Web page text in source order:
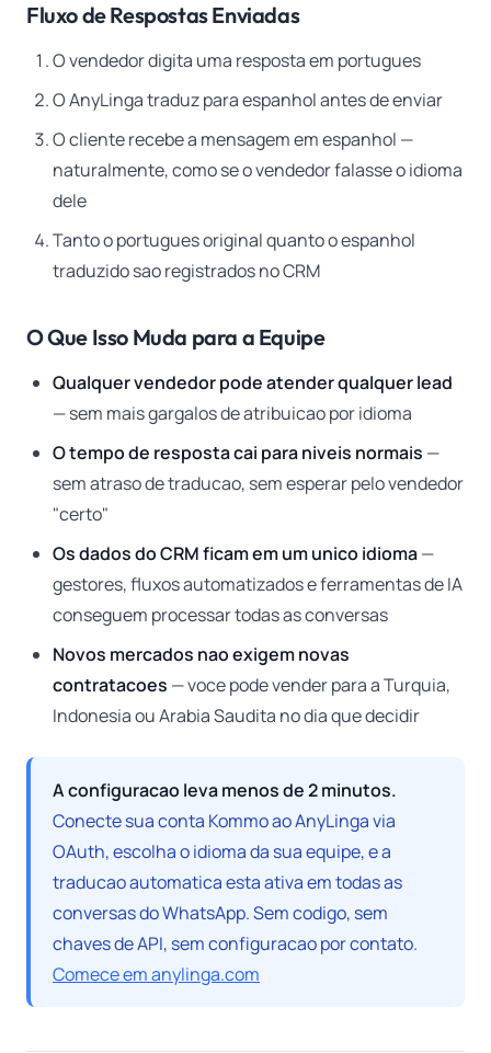
Fluxo de Respostas Enviadas
O vendedor digita uma resposta em portugues
O AnyLinga traduz para espanhol antes de enviar
O cliente recebe a mensagem em espanhol —
naturalmente, como se o vendedor falasse o idioma
dele
Tanto o portugues original quanto o espanhol
traduzido sao registrados no CRM
O Que Isso Muda para a Equipe
Qualquer vendedor pode atender qualquer lead
— sem mais gargalos de atribuicao por idioma
O tempo de resposta cai para niveis normais —
sem atraso de traducao, sem esperar pelo vendedor
"certo"
Os dados do CRM ficam em um unico idioma—
gestores, fluxos automatizados e ferramentas de IA
conseguem processar todas as conversas
Novos mercados nao exigem novas
contratacoes — voce pode vender para a Turquia,
Indonesia ou Arabia Saudita no dia que decidir
A configuracao leva menos de 2 minutos.
Conecte sua conta Kommo ao AnyLinga via
OAuth, escolha o idioma da sua equipe, e a
traducao automatica esta ativa em todas as
conversas do WhatsApp. Sem codigo, sem
chaves de API, sem configuracao por contato.
Comece em anylinga.com